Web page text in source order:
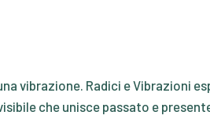
vibrazione. Radici e Vibrazioni
che unisce passato e